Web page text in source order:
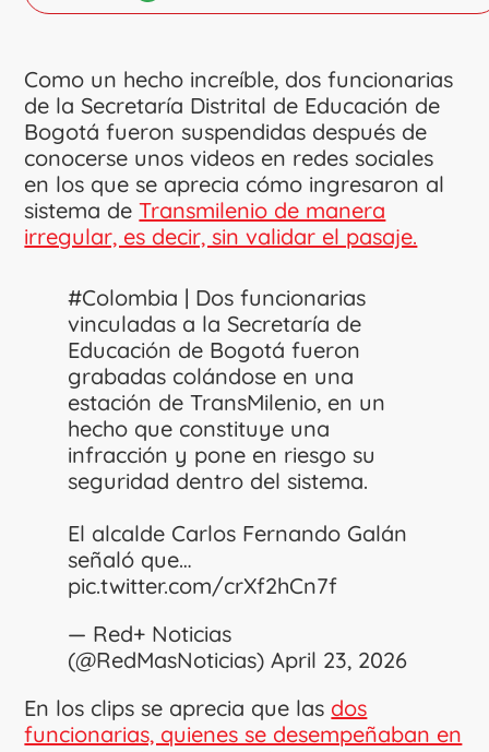
Como un hecho increíble, dos funcionarias
de la Secretaría Distrital de Educación de
Bogotá fueron suspendidas después de
conocerse unos videos en redes sociales
en los que se aprecia cómo ingresaron al
sistema deTransmilenio de manera
irregular, es decir, sin validar el pasaje.
#Colombia | Dos funcionarias
vinculadas a la Secretaría de
Educación de Bogotá fueron
grabadas colándose en una
estación de TransMilenio, en un
hecho que constituye una
infracción y pone en riesgo su
seguridad dentro del sistema.
El alcalde Carlos Fernando Galán
señaló que…
pic.twitter.com/crXf2hCn7f
— Red+ Noticias
(@RedMasNoticias)April 23, 2026
En los clips se aprecia que las dos
funcionarias, quienes se desempeñaban en